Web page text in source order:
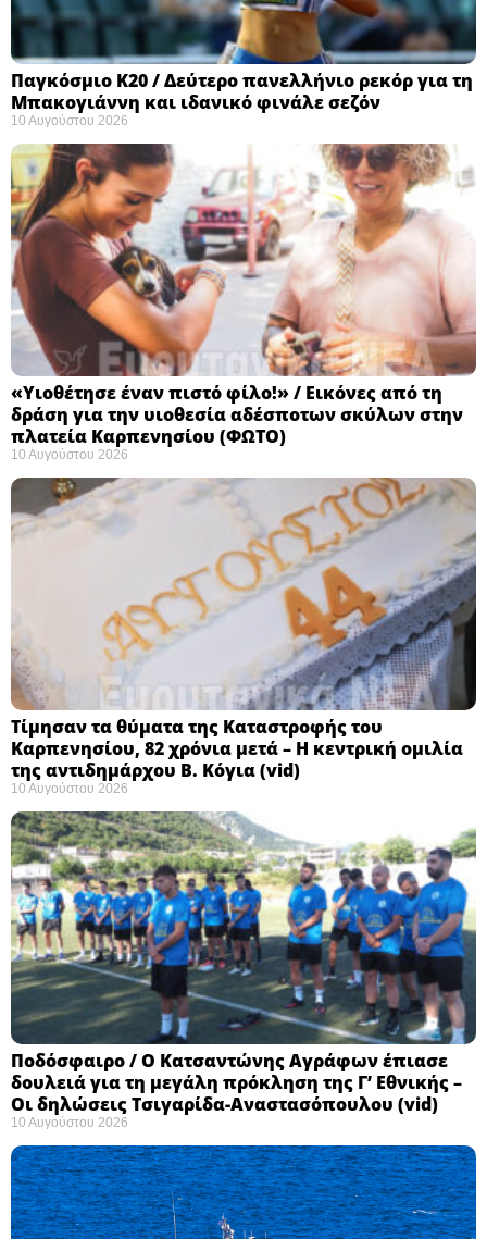
Παγκόσμιο Κ20 / Δεύτερο πανελλήνιο ρεκόρ για τη
Μπακογιάννη και ιδανικό φινάλε σεζόν
10 Αυγούστου 2026
«Υιοθέτησε έναν πιστό φίλο!» / Εικόνες από τη
δράση για την υιοθεσία αδέσποτων σκύλων στην
πλατεία Καρπενησίου (ΦΩΤΟ)
10 Αυγούστου 2026
Τίμησαν τα θύματα της Καταστροφής του
Καρπενησίου, 82 χρόνια μετά – Η κεντρική ομιλία
της αντιδημάρχου Β. Κόγια (vid)
10 Αυγούστου 2026
Ποδόσφαιρο / Ο Κατσαντώνης Αγράφων έπιασε
δουλειά για τη μεγάλη πρόκληση της Γ’ Εθνικής –
Οι δηλώσεις Τσιγαρίδα-Αναστασόπουλου (vid)
10 Αυγούστου 2026